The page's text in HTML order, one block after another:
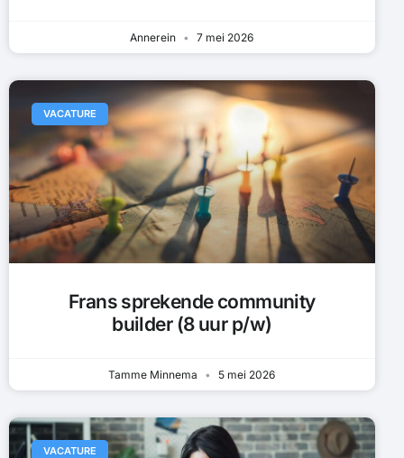
Annerein 7 mei 2026
VACATURE
Frans sprekende community
builder (8 uur p/w)
Tamme Minnema 5 mei 2026
VACATURE